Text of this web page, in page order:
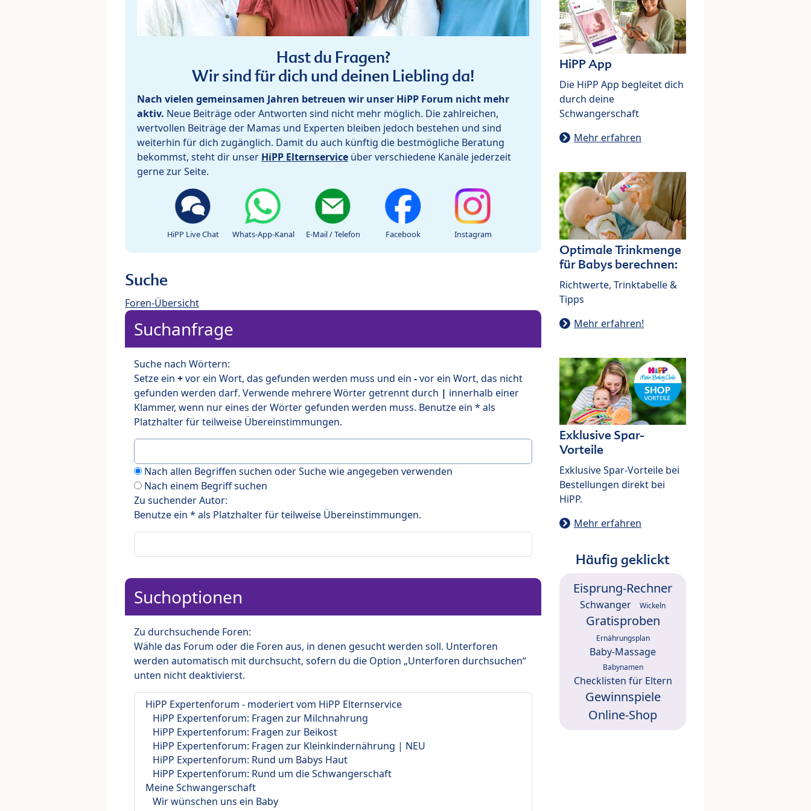
Hast du Fragen?
Wir sind für dich und deinen Liebling da!
Nach vielen gemeinsamen Jahren betreuen wir unser HiPP Forum nicht mehr
aktiv. Neue Beiträge oder Antworten sind nicht mehr möglich. Die zahlreichen,
wertvollen Beiträge der Mamas und Experten bleiben jedoch bestehen und sind
weiterhin für dich zugänglich. Damit du auch künftig die bestmögliche Beratung
bekommst, steht dir unser HiPP Elternservice über verschiedene Kanäle jederzeit
gerne zur Seite.
HiPP Live Chat Whats-App-Kanal E-Mail / Telefon Facebook Instagram
Suche
Foren-Übersicht
Suchanfrage
Suche nach Wörtern:
Setze ein +vor ein Wort, das gefunden werden muss und ein -vor ein Wort, das nicht
gefunden werden darf. Verwende mehrere Wörter getrennt durch | innerhalb einer
Klammer, wenn nur eines der Wörter gefunden werden muss. Benutze ein * als
Platzhalter für teilweise Übereinstimmungen.
Nach allen Begriffen suchen oder Suche wie angegeben verwenden
Nach einem Begriff suchen
Zu suchender Autor:
Benutze ein * als Platzhalter für teilweise Übereinstimmungen.
Suchoptionen
Zu durchsuchende Foren:
Wähle das Forum oder die Foren aus, in denen gesucht werden soll. Unterforen
werden automatisch mit durchsucht, sofern du die Option „Unterforen durchsuchen“
unten nicht deaktivierst.
HiPP App
Die HiPP App begleitet dich
durch deine
Schwangerschaft
Mehr erfahren
Optimale Trinkmenge
für Babys berechnen:
Richtwerte, Trinktabelle &
Tipps
Mehr erfahren!
Exklusive Spar-
Vorteile
Exklusive Spar-Vorteile bei
Bestellungen direkt bei
HiPP.
Mehr erfahren
Häufig geklickt
Eisprung-Rechner
Schwanger Wickeln
Gratisproben
Ernährungsplan
Baby-Massage
Babynamen
Checklisten für Eltern
Gewinnspiele
Online-Shop